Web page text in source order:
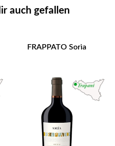
auch gefallen
FRAPPATO Sorìa